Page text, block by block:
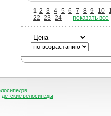
1 2 3 4 5 6 7 8 9 10
22
23 24 показать все
детские велосипеды